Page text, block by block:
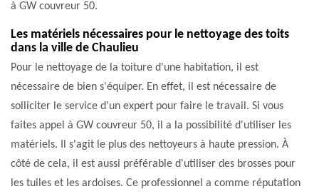
à GW couvreur 50.
Les matériels nécessaires pour le nettoyage des toits
dans la ville de Chaulieu
Pour le nettoyage de la toiture d'une habitation, il est
nécessaire de bien s'équiper. En effet, il est nécessaire de
solliciter le service d'un expert pour faire le travail. Si vous
faites appel à GW couvreur 50, il a la possibilité d'utiliser les
matériels. Il s'agit le plus des nettoyeurs à haute pression. À
côté de cela, il est aussi préférable d'utiliser des brosses pour
les tuiles et les ardoises. Ce professionnel a comme réputation